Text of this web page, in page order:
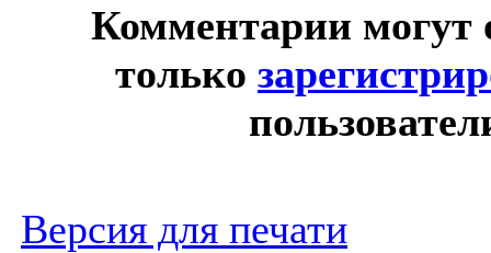
Комментарии могут
только
Версия для печати